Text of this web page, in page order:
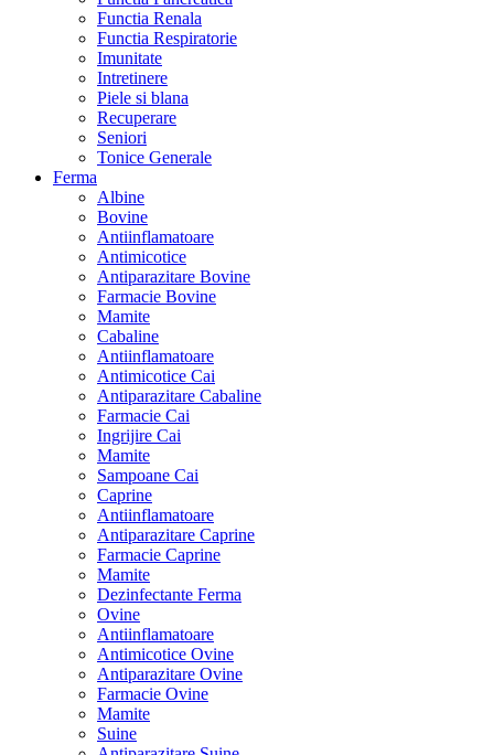
Functia Renala
Functia Respiratorie
Imunitate
Intretinere
Piele si blana
Recuperare
Seniori
Tonice Generale
Ferma
Albine
Bovine
Antiinflamatoare
Antimicotice
Antiparazitare Bovine
Farmacie Bovine
Mamite
Cabaline
Antiinflamatoare
Antimicotice Cai
Antiparazitare Cabaline
Farmacie Cai
Ingrijire Cai
Mamite
Sampoane Cai
Caprine
Antiinflamatoare
Antiparazitare Caprine
Farmacie Caprine
Mamite
Dezinfectante Ferma
Ovine
Antiinflamatoare
Antimicotice Ovine
Antiparazitare Ovine
Farmacie Ovine
Mamite
Suine